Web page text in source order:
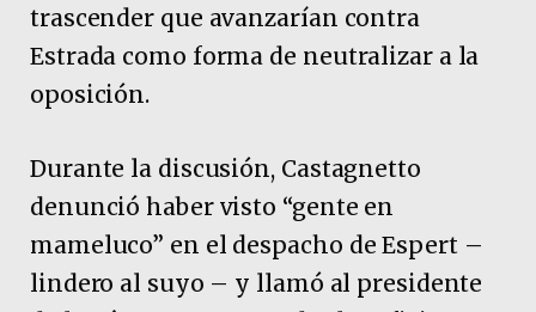
trascender que avanzarían contra
Estrada como forma de neutralizar a la
oposición.
Durante la discusión, Castagnetto
denunció haber visto “gente en
mameluco” en el despacho de Espert –
lindero al suyo – y llamó al presidente